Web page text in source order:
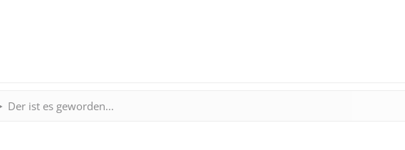
Der ist es geworden...